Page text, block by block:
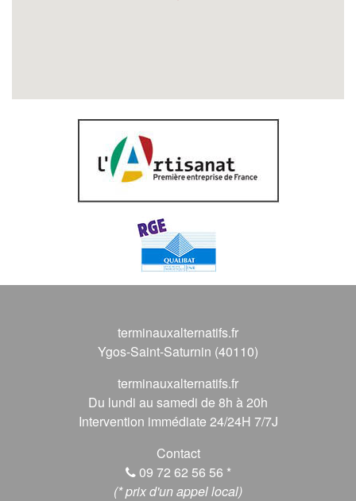
terminauxalternatifs.fr
Ygos-Saint-Saturnin (40110)
terminauxalternatifs.fr
Du lundi au samedi de 8h à 20h
Intervention immédiate 24/24H 7/7J
Contact
09 72 62 56 56 *
(* prix d'un appel local)